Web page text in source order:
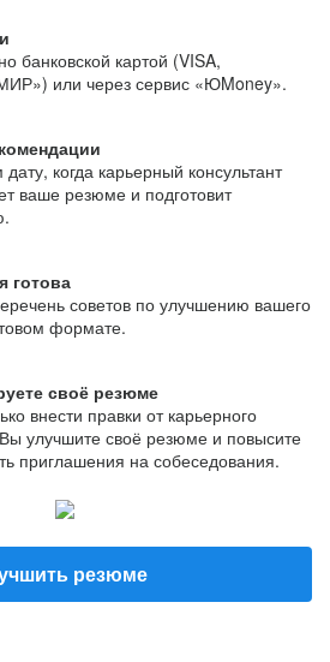
банковской картой (VISA,
или через сервис «ЮMoney».
когда карьерный консультант
ваше резюме и подготовит
готова
советов по улучшению вашего
формате.
своё резюме
внести правки от карьерного
Вы улучшите своё резюме и повысите
приглашения на собеседования.
резюме